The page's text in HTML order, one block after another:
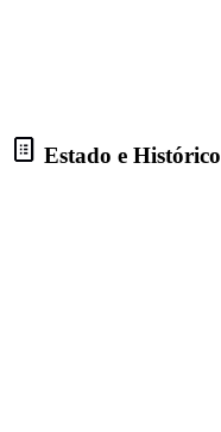
Estado e Histórico